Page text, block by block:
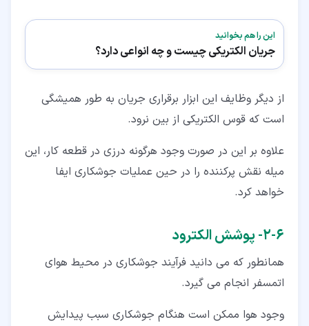
این را هم بخوانید
جریان الکتریکی چیست و چه انواعی دارد؟
از دیگر وظایف این ابزار برقراری جریان به طور همیشگی
است که قوس الکتریکی از بین نرود.
علاوه بر این در صورت وجود هرگونه درزی در قطعه کار، این
میله نقش پرکننده را در حین عملیات جوشکاری ایفا
خواهد کرد.
۶‏-‏۲‏- پوشش الکترود
همانطور که می دانید فرآیند جوشکاری در محیط هوای
اتمسفر انجام می گیرد.
وجود هوا ممکن است هنگام جوشکاری سبب پیدایش